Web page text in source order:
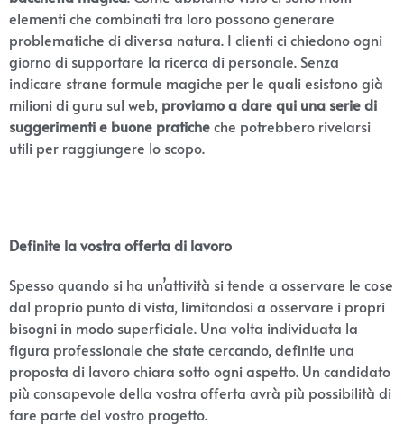
elementi che combinati tra loro possono generare
problematiche di diversa natura. I clienti ci chiedono ogni
giorno di supportare la ricerca di personale. Senza
indicare strane formule magiche per le quali esistono già
milioni di guru sul web, proviamo a dare qui una serie di
suggerimenti e buone praticheche potrebbero rivelarsi
utili per raggiungere lo scopo.
Definite la vostra offerta di lavoro
Spesso quando si ha un’attività si tende a osservare le cose
dal proprio punto di vista, limitandosi a osservare i propri
bisogni in modo superficiale. Una volta individuata la
figura professionale che state cercando, definite una
proposta di lavoro chiara sotto ogni aspetto. Un candidato
più consapevole della vostra offerta avrà più possibilità di
fare parte del vostro progetto.